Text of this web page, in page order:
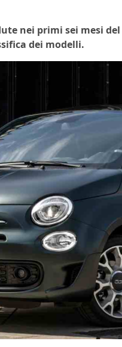
nei primi sei mesi
dei modelli.